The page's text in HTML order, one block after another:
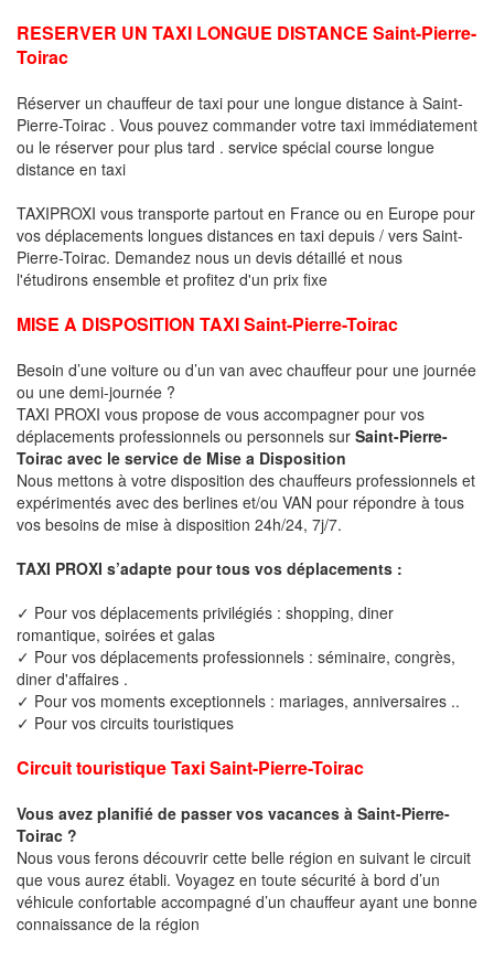
RESERVER UN TAXI LONGUE DISTANCE Saint-Pierre-
Toirac
Réserver un chauffeur de taxi pour une longue distance à Saint-
Pierre-Toirac . Vous pouvez commander votre taxi immédiatement
ou le réserver pour plus tard . service spécial course longue
distance en taxi
TAXIPROXI vous transporte partout en France ou en Europe pour
vos déplacements longues distances en taxi depuis / vers Saint-
Pierre-Toirac. Demandez nous un devis détaillé et nous
l'étudirons ensemble et profitez d'un prix fixe
MISE A DISPOSITION TAXI Saint-Pierre-Toirac
Besoin d’une voiture ou d’un van avec chauffeur pour une journée
ou une demi-journée ?
TAXI PROXI vous propose de vous accompagner pour vos
déplacements professionnels ou personnels sur Saint-Pierre-
Toirac avec le service de Mise a Disposition
Nous mettons à votre disposition des chauffeurs professionnels et
expérimentés avec des berlines et/ou VAN pour répondre à tous
vos besoins de mise à disposition 24h/24, 7j/7.
TAXI PROXI s’adapte pour tous vos déplacements :
✓ Pour vos déplacements privilégiés : shopping, diner
romantique, soirées et galas
✓ Pour vos déplacements professionnels : séminaire, congrès,
diner d'affaires .
✓ Pour vos moments exceptionnels : mariages, anniversaires ..
✓ Pour vos circuits touristiques
Circuit touristique Taxi Saint-Pierre-Toirac
Vous avez planifié de passer vos vacances à Saint-Pierre-
Toirac ?
Nous vous ferons découvrir cette belle région en suivant le circuit
que vous aurez établi. Voyagez en toute sécurité à bord d’un
véhicule confortable accompagné d’un chauffeur ayant une bonne
connaissance de la région